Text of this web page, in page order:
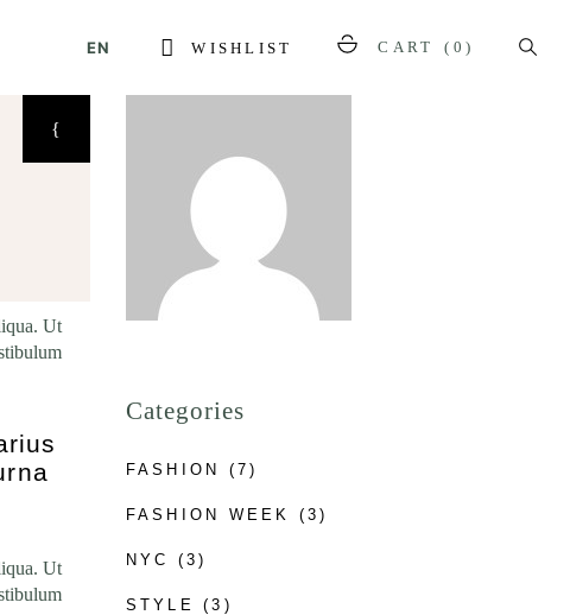
EN WISHLIST CART (0)
Ut
Ut
Categories
FASHION (7)
FASHION WEEK (3)
NYC (3)
STYLE (3)